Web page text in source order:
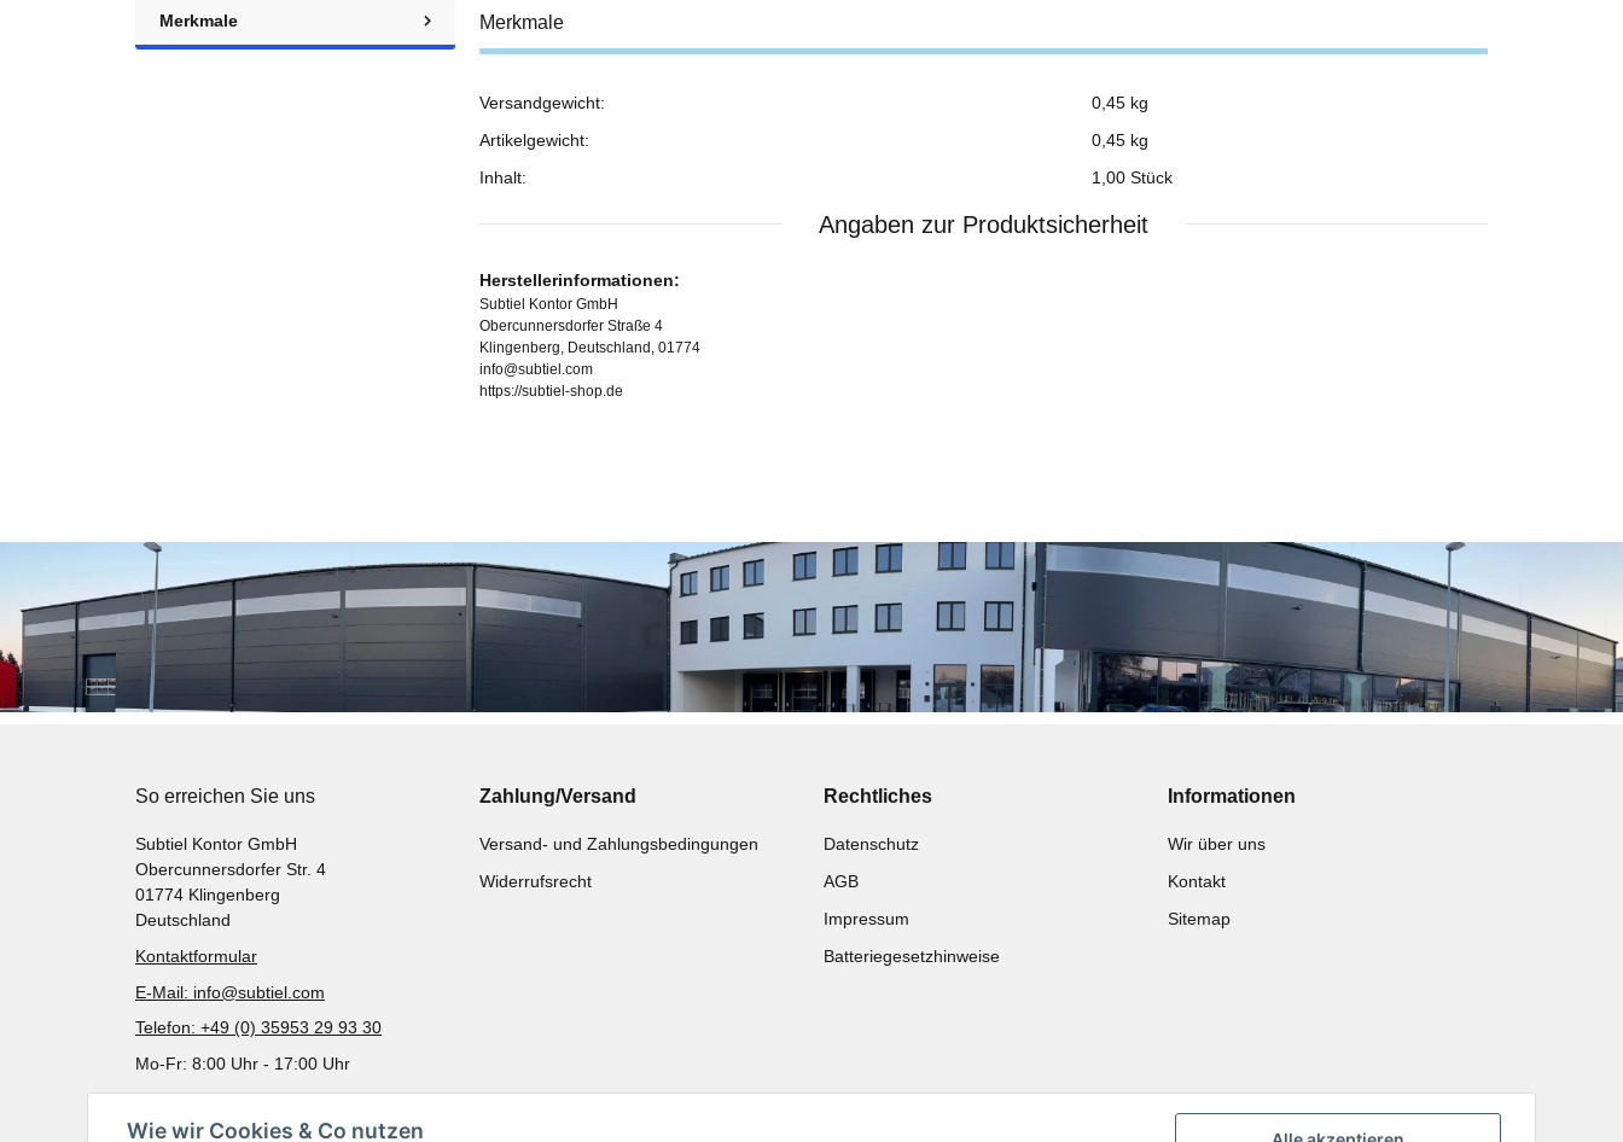
Wie wir Cookies & Co nutzen
Merkmale Merkmale
Produkteigenschaft
Wert
Versandgewicht:
0,45 kg
Artikelgewicht:
0,45 kg
Inhalt:
1,00 Stück
Angaben zur Produktsicherheit
Herstellerinformationen:
Subtiel Kontor GmbH
Obercunnersdorfer Straße 4
Klingenberg, Deutschland, 01774
info@subtiel.com
https://subtiel-shop.de
So erreichen Sie uns
Subtiel Kontor GmbH
Obercunnersdorfer Str. 4
01774 Klingenberg
Deutschland
Kontaktformular
E-Mail: info@subtiel.com
Telefon: +49 (0) 35953 29 93 30
Mo-Fr: 8:00 Uhr - 17:00 Uhr
Zahlung/Versand
Versand- und Zahlungsbedingungen
Widerrufsrecht
Rechtliches
Datenschutz
AGB
Impressum
Batteriegesetzhinweise
Informationen
Wir über uns
Kontakt
Sitemap